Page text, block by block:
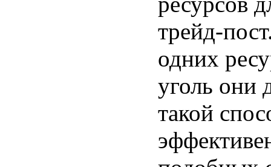
трейд-
одних
уголь они
такой